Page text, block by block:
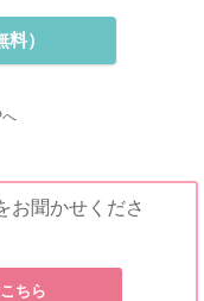
）
お聞かせくださ
ちら